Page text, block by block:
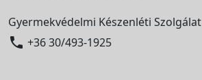
Gyermekvédelmi Készenléti Szolgálat
 +36 30/493-1925